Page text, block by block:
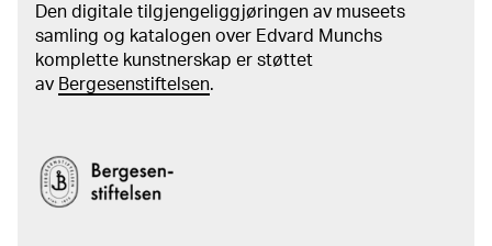
Den digitale tilgjengeliggjøringen av museets
samling og katalogen over Edvard Munchs
komplette kunstnerskap er støttet
av Bergesenstiftelsen.